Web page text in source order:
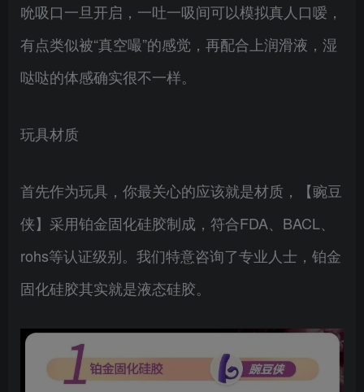
吮吸口一旦开启，一吐一吸间可以模拟真人口嗳，
有点类似被“真空嘬”的感觉，再配合上润滑液，湿
哒哒的体感确实很不一样。
玩具材质
首先作为玩具，你最关心的应该就是材质，【豌豆
侠】采用铂金固化硅胶制成，符合FDA、BACL、
rohs等认证级别。我们特意咨询了专业人士，铂金
固化硅胶其实就是液态硅胶。